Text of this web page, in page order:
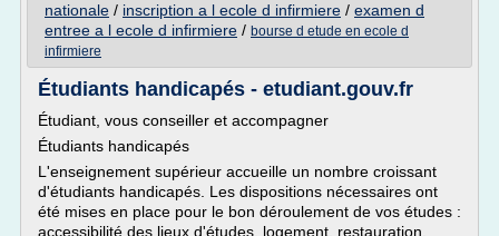
nationale / inscription a l ecole d infirmiere / examen d
entree a l ecole d infirmiere / bourse d etude en ecole d
infirmiere
Étudiants handicapés - etudiant.gouv.fr
Étudiant, vous conseiller et accompagner
Étudiants handicapés
L'enseignement supérieur accueille un nombre croissant
d'étudiants handicapés. Les dispositions nécessaires ont
été mises en place pour le bon déroulement de vos études :
accessibilité des lieux d'études, logement, restauration,